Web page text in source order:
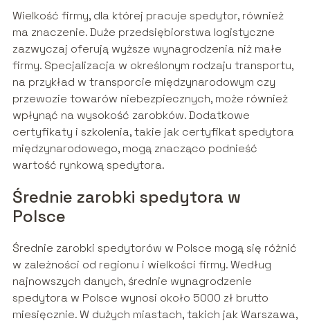
Wielkość firmy, dla której pracuje spedytor, również
ma znaczenie. Duże przedsiębiorstwa logistyczne
zazwyczaj oferują wyższe wynagrodzenia niż małe
firmy. Specjalizacja w określonym rodzaju transportu,
na przykład w transporcie międzynarodowym czy
przewozie towarów niebezpiecznych, może również
wpłynąć na wysokość zarobków. Dodatkowe
certyfikaty i szkolenia, takie jak certyfikat spedytora
międzynarodowego, mogą znacząco podnieść
wartość rynkową spedytora.
Średnie zarobki spedytora w
Polsce
Średnie zarobki spedytorów w Polsce mogą się różnić
w zależności od regionu i wielkości firmy. Według
najnowszych danych, średnie wynagrodzenie
spedytora w Polsce wynosi około 5000 zł brutto
miesięcznie. W dużych miastach, takich jak Warszawa,